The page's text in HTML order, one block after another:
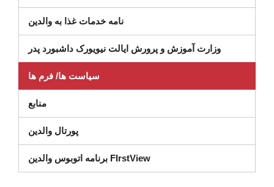
نامه خدمات غذا به والدین
وزارت آموزش و پرورش ایالت نیویورک داشبورد پدرپنجره جدید)
سیاست ها/ فرم ها
منابع
پورتال والدین
برنامه اتوبوس والدین FIrstView